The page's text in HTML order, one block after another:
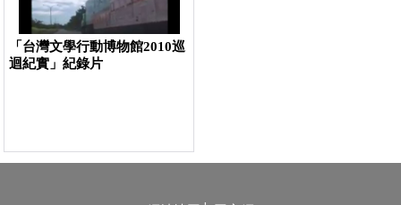
「台灣文學行動博物館2010巡
迴紀實」紀錄片